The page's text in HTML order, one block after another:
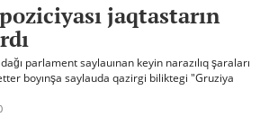
jaqtastarın
parlament saylauınan keyin narazılıq şaraları
boyınşa saylauda qazirgi biliktegi "Gruziya